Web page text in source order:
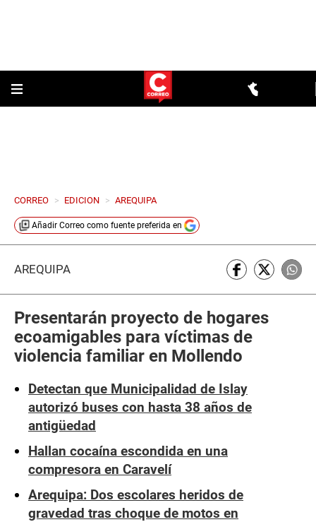
CORREO > EDICION > AREQUIPA
Añadir Correo como fuente preferida en
AREQUIPA
Presentarán proyecto de hogares
ecoamigables para víctimas de
violencia familiar en Mollendo
Detectan que Municipalidad de Islay
autorizó buses con hasta 38 años de
antigüedad
Hallan cocaína escondida en una
compresora en Caravelí
Arequipa: Dos escolares heridos de
gravedad tras choque de motos en